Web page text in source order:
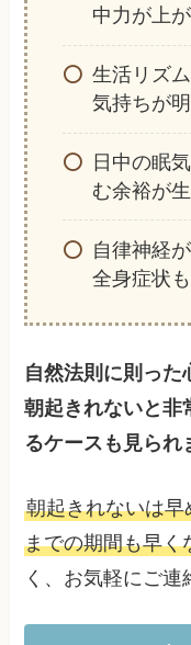
中力が上
生活リズ
気持ちが
日中の眠
む余裕が
自律神経
全身症状
自然法則に則った
朝起きれないと非
るケースも見られ
朝起きれないは
までの期間も早く
く、お気軽にご連